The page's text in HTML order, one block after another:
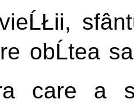
obĹtea
care a